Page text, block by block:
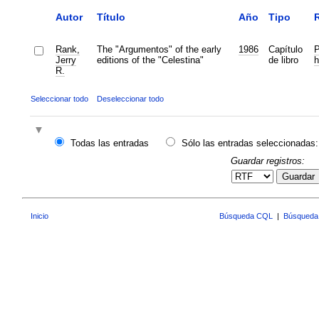
Autor Título Año Tipo
Rank,
Jerry
R.
The "Argumentos" of the early
editions of the "Celestina"
1986
Capítulo
de libro
Seleccionar todo Deseleccionar todo
Todas las entradas
Sólo las entradas seleccionadas:
Guardar registros:
Guardar
Inicio Búsqueda CQL